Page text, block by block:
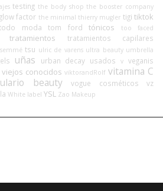
testing the body shop the booster company
factor the minimal thierry mugler tigi tiktok
moda tom ford tónicos too faced
tratamientos tratamientos capilares
tsu ulric de varens ultra beauty umbrella
uñas urban decay usados v veganis
viejos conocidos viktorandRolf vitamina C
beauty vogue cosméticos vz
White label YSL Zao Makeup